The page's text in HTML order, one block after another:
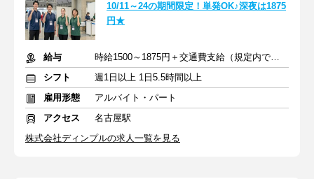
10/11～24の期間限定！単発OK♪深夜は1875
円★
給与
時給1500～1875円＋交通費支給（規定内で全額支給）
シフト
週1日以上 1日5.5時間以上
雇用形態
アルバイト・パート
アクセス
名古屋駅
株式会社ディンプルの求人一覧を見る